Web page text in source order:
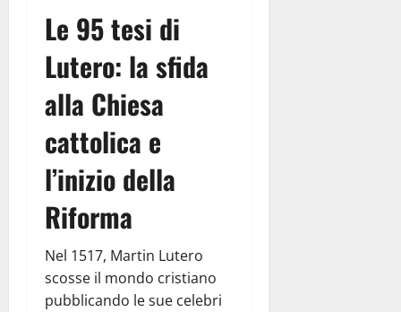
Le 95 tesi di
Lutero: la sfida
alla Chiesa
cattolica e
l’inizio della
Riforma
Nel 1517, Martin Lutero
scosse il mondo cristiano
pubblicando le sue celebri